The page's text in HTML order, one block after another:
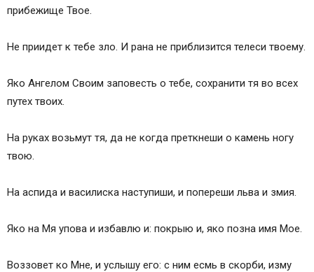
прибежище Твое.
Не приидет к тебе зло. И рана не приблизится телеси твоему.
Яко Ангелом Своим заповесть о тебе, сохранити тя во всех
путех твоих.
На руках возьмут тя, да не когда преткнеши о камень ногу
твою.
На аспида и василиска наступиши, и попереши льва и змия.
Яко на Мя упова и избавлю и: покрыю и, яко позна имя Мое.
Воззовет ко Мне, и услышу его: с ним есмь в скорби, изму